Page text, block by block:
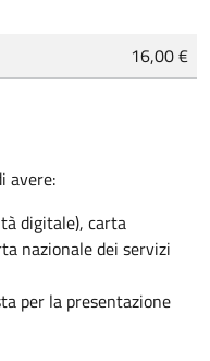
16,00 €
avere:
digitale), carta
nazionale dei servizi
per la presentazione